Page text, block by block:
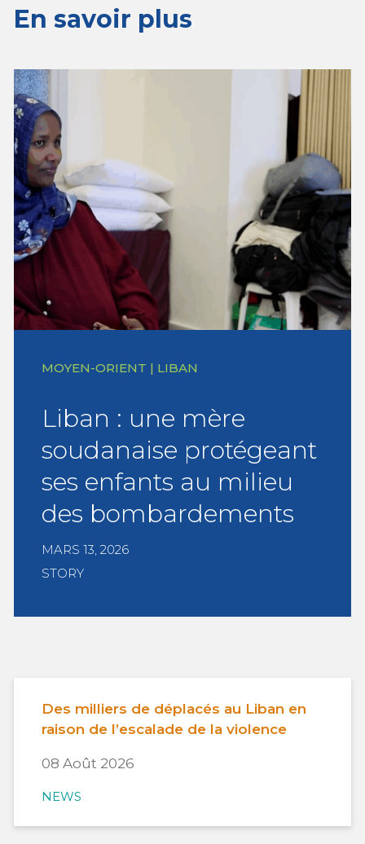
En savoir plus
MOYEN-ORIENT | LIBAN
Liban : une mère
soudanaise protégeant
ses enfants au milieu
des bombardements
MARS 13, 2026
STORY
Des milliers de déplacés au Liban en
raison de l’escalade de la violence
08 Août 2026
NEWS